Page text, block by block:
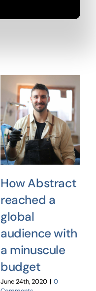
How Abstract
reached a
global
audience with
a minuscule
budget
June 24th, 2020 | 0